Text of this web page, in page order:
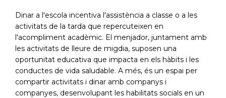
Dinar a l'escola incentiva l'assistència a classe o a les
activitats de la tarda que repercuteixen en
l'acompliment acadèmic. El menjador, juntament amb
les activitats de lleure de migdia, suposen una
oportunitat educativa que impacta en els hàbits i les
conductes de vida saludable. A més, és un espai per
compartir activitats i dinar amb companys i
companyes, desenvolupant les habilitats socials en un